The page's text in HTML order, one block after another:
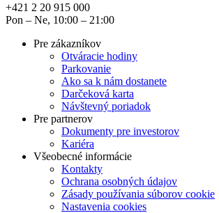
+421 2 20 915 000
Pon – Ne, 10:00 – 21:00
Pre zákazníkov
Otváracie hodiny
Parkovanie
Ako sa k nám dostanete
Darčeková karta
Návštevný poriadok
Pre partnerov
Dokumenty pre investorov
Kariéra
Všeobecné informácie
Kontakty
Ochrana osobných údajov
Zásady používania súborov cookie
Nastavenia cookies